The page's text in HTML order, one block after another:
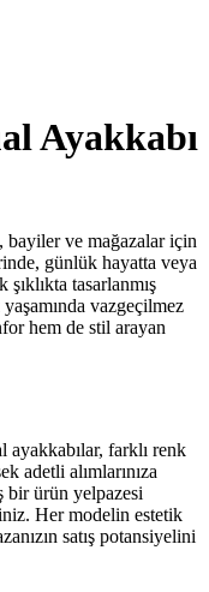
Ayakkabı
bayiler ve mağazalar için
günlük hayatta veya
tasarlanmış
vazgeçilmez
hem de stil arayan
ayakkabılar, farklı renk
adetli alımlarınıza
bir ürün yelpazesi
Her modelin estetik
satış potansiyelini